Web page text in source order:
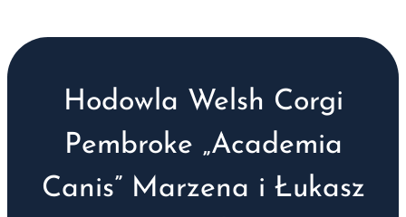
Hodowla Welsh Corgi
Pembroke „Academia
Canis” Marzena i Łukasz